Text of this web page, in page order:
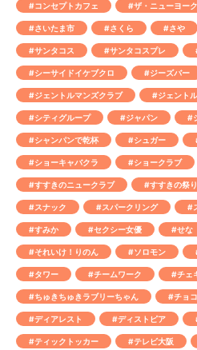
#コンセプトカフェ #ザ・ニューヨーク
#さいたま市 #さくら #さや
#サンタコス #サンタコスプレ
#シーサイドイケブクロ #ジーズバー
#ジェントルマンズクラブ #ジェント
#シティグループ #ジャパン #
#シャンパンで乾杯 #シュガー
#ショーキャバクラ #ショークラブ
#すすきのニュークラブ #すすきの祭り
#スナック #スパークリング #
#すみか #セクシー女優 #せな
#それいけ！りのん #ソロモン
#タワー #チームワーク #チェ
#ちゅきちゅきラブリーちゃん #チョ
#ディアレスト #ディストピア
#ティックトッカー #テレビ大阪